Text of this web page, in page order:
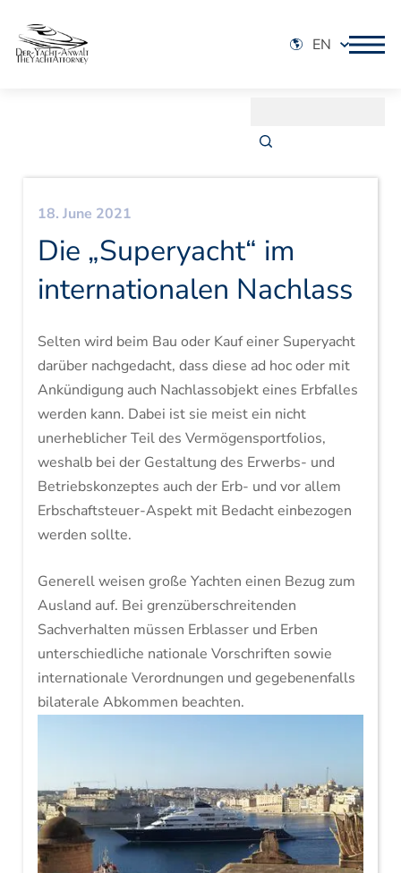
EN
18. June 2021
Die „Superyacht“ im
internationalen Nachlass
Selten wird beim Bau oder Kauf einer Superyacht
darüber nachgedacht, dass diese ad hoc oder mit
Ankündigung auch Nachlassobjekt eines Erbfalles
werden kann. Dabei ist sie meist ein nicht
unerheblicher Teil des Vermögensportfolios,
weshalb bei der Gestaltung des Erwerbs- und
Betriebskonzeptes auch der Erb- und vor allem
Erbschaftsteuer-Aspekt mit Bedacht einbezogen
werden sollte.
Generell weisen große Yachten einen Bezug zum
Ausland auf. Bei grenzüberschreitenden
Sachverhalten müssen Erblasser und Erben
unterschiedliche nationale Vorschriften sowie
internationale Verordnungen und gegebenenfalls
bilaterale Abkommen beachten.